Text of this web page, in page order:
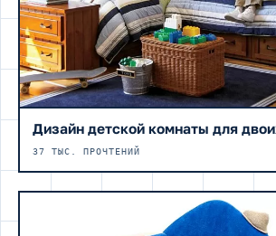
Дизайн детской комнаты для
37 ТЫС. ПРОЧТЕНИЙ